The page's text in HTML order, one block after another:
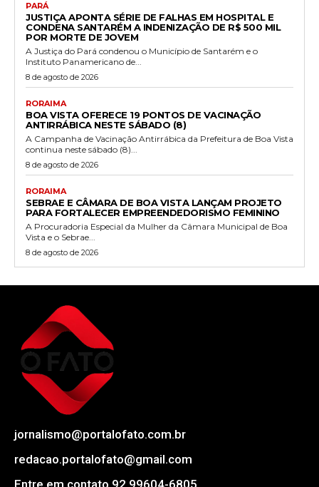
PARÁ
JUSTIÇA APONTA SÉRIE DE FALHAS EM HOSPITAL E
CONDENA SANTARÉM A INDENIZAÇÃO DE R$ 500 MIL
POR MORTE DE JOVEM
A Justiça do Pará condenou o Município de Santarém e o
Instituto Panamericano de...
8 de agosto de 2026
RORAIMA
BOA VISTA OFERECE 19 PONTOS DE VACINAÇÃO
ANTIRRÁBICA NESTE SÁBADO (8)
A Campanha de Vacinação Antirrábica da Prefeitura de Boa Vista
continua neste sábado (8)...
8 de agosto de 2026
RORAIMA
SEBRAE E CÂMARA DE BOA VISTA LANÇAM PROJETO
PARA FORTALECER EMPREENDEDORISMO FEMININO
A Procuradoria Especial da Mulher da Câmara Municipal de Boa
Vista e o Sebrae...
8 de agosto de 2026
jornalismo@portalofato.com.br
redacao.portalofato@gmail.com